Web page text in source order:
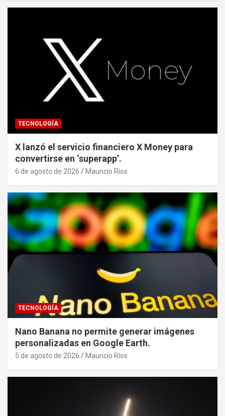
TECNOLOGÍA
X lanzó el servicio financiero X Money para
convertirse en ‘superapp’.
6 de agosto de 2026 Mauricio Ríos
TECNOLOGÍA
Nano Banana no permite generar imágenes
personalizadas en Google Earth.
5 de agosto de 2026 Mauricio Ríos